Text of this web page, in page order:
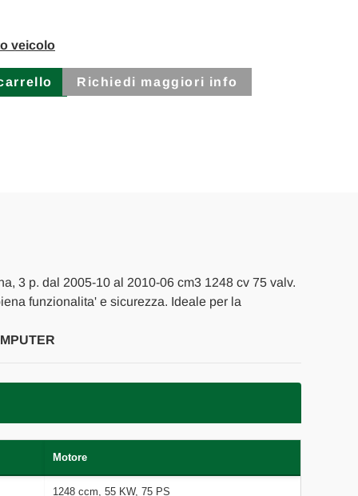
veicolo
Richiedi maggiori info
3 p. dal 2005-10 al 2010-06 cm3 1248 cv 75 valv.
funzionalita' e sicurezza. Ideale per la
Motore
1248 ccm, 55 KW, 75 PS